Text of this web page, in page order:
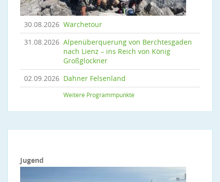
30.08.2026 Warchetour
31.08.2026 Alpenüberquerung von Berchtesgaden
nach Lienz – ins Reich von König
Großglockner
02.09.2026 Dahner Felsenland
Weitere Programmpunkte
Jugend